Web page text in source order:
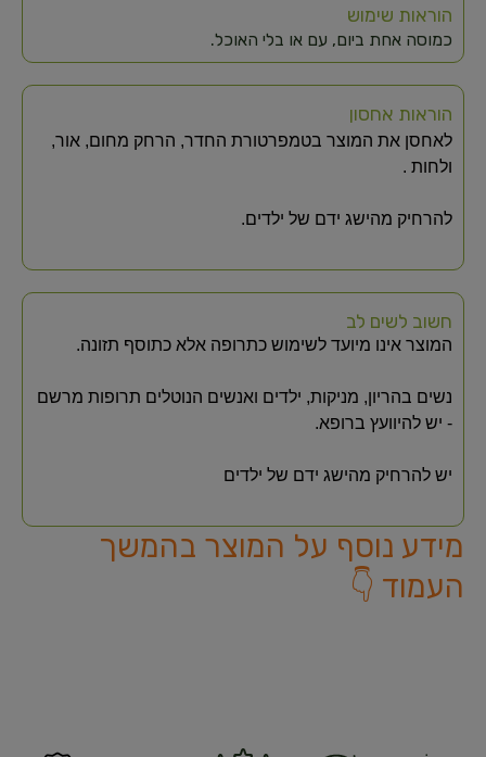
הוראות שימוש
כמוסה אחת ביום, עם או בלי האוכל.
הוראות אחסון
לאחסן את המוצר בטמפרטורת החדר, הרחק מחום, אור,
ולחות .
להרחיק מהישג ידם של ילדים.
חשוב לשים לב
המוצר אינו מיועד לשימוש כתרופה אלא כתוסף תזונה.
נשים בהריון, מניקות, ילדים ואנשים הנוטלים תרופות מרשם
- יש להיוועץ ברופא.
יש להרחיק מהישג ידם של ילדים
מידע נוסף על המוצר בהמשך
העמוד 👇